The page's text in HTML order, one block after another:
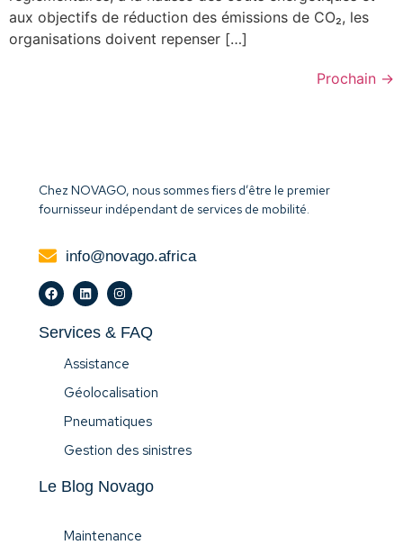
aux objectifs de réduction des émissions de CO₂, les
organisations doivent repenser […]
Prochain →
Chez NOVAGO, nous sommes fiers d’être le premier
fournisseur indépendant de services de mobilité.
info@novago.africa
Services & FAQ
Assistance
Géolocalisation
Pneumatiques
Gestion des sinistres
Le Blog Novago
Maintenance